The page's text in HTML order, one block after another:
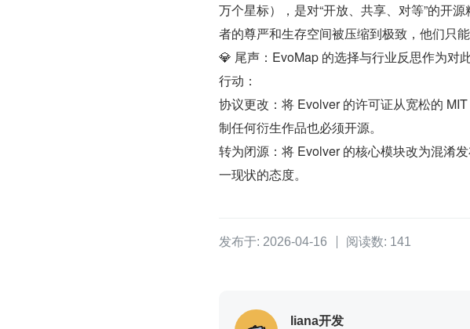
万个星标），是对“开放、共享、对等”的开
者的尊严和生存空间被压缩到极致，他们只能
💎 尾声：EvoMap 的选择与行业反思作为对
行动：
协议更改：将 Evolver 的许可证从宽松的
制任何衍生作品也必须开源。
转为闭源：将 Evolver 的核心模块改为混淆
一现状的态度。
发布于: 2026-04-16 阅读数: 141
liana开发